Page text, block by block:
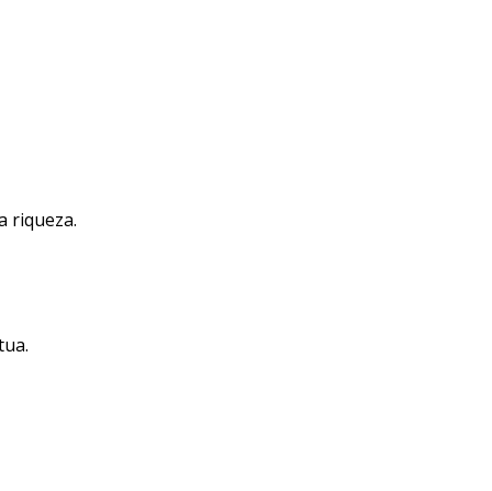
riqueza.